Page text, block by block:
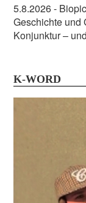
5.8.2026-
Geschichte und
Konjunktur –
K-WORD